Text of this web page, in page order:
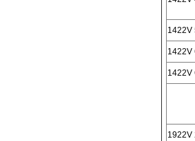
1422V
1422V
1422V
1922V